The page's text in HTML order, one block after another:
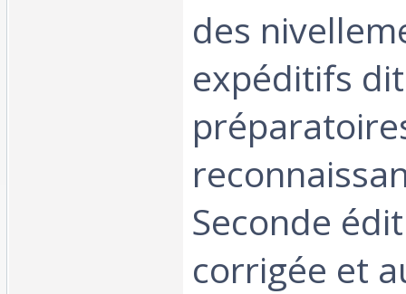
des
expéditifs
Seconde
corrigée et